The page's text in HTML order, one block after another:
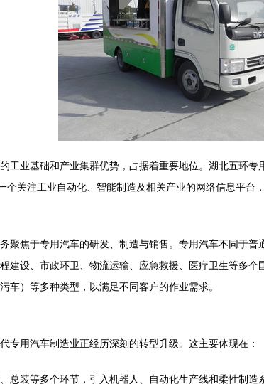
工业基础和产业集群优势，占据着重要地位。湖北五环
个关注工业自动化、智能制造及相关产业的网络信息平
聚焦于专用汽车的研发、制造与销售。专用汽车不同于
建设、市政环卫、物流运输、应急救援、医疗卫生等多
车）等多种类型，以满足不同客户的作业需求。
专用汽车制造业正经历深刻的转型升级。这主要体现在：
总装等多个环节，引入机器人、自动化生产线和柔性制